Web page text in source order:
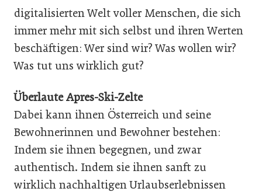
digitalisierten Welt voller Menschen, die sich
immer mehr mit sich selbst und ihren Werten
beschäftigen: Wer sind wir? Was wollen wir?
Was tut uns wirklich gut?
Überlaute Apres-Ski-Zelte
Dabei kann ihnen Österreich und seine
Bewohnerinnen und Bewohner bestehen:
Indem sie ihnen begegnen, und zwar
authentisch. Indem sie ihnen sanft zu
wirklich nachhaltigen Urlaubserlebnissen